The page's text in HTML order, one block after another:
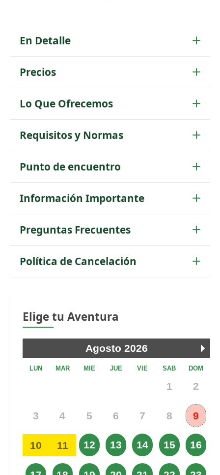
En Detalle
Precios
Lo Que Ofrecemos
Requisitos y Normas
Punto de encuentro
Información Importante
Preguntas Frecuentes
Política de Cancelación
Elige tu Aventura